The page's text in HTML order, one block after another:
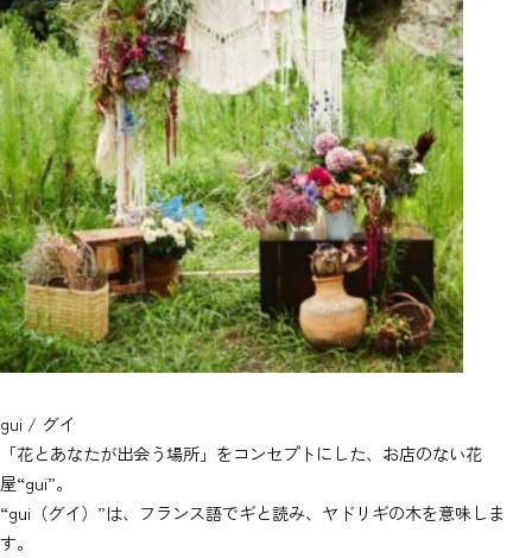
gui / グイ
「花とあなたが出会う場所」をコンセプトにした、お店のない花
屋“gui”。
“gui（グイ）”は、フランス語でギと読み、ヤドリギの木を意味しま
す。